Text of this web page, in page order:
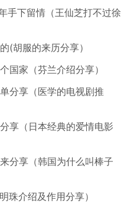
手下留情（王仙芝打不过徐
(胡服的来历分享）
国家（芬兰介绍分享）
分享（医学的电视剧推
享（日本经典的爱情电影
分享（韩国为什么叫棒子
珠介绍及作用分享）